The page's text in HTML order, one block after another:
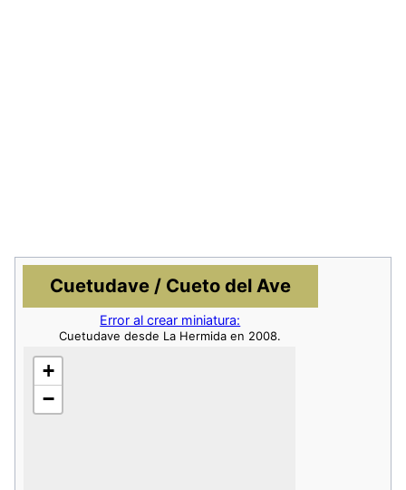
Cuetudave / Cueto del Ave
Error al crear miniatura:
Cuetudave desde La Hermida en 2008.
+
−